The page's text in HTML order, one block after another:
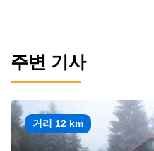
주변 기사
거리 12 km